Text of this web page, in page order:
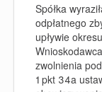
Spółka
odpłatnego
upływie
zwolnienia
1 pkt 34a